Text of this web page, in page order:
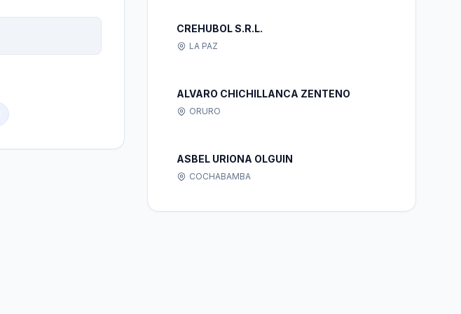
CREHUBOL S.R.L.
LA PAZ
ALVARO CHICHILLANCA ZENTENO
ORURO
ASBEL URIONA OLGUIN
COCHABAMBA